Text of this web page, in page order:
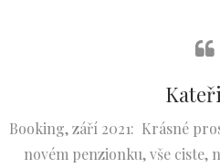
Booking, září 2021: Krásné
novém penzionku, vše ciste,